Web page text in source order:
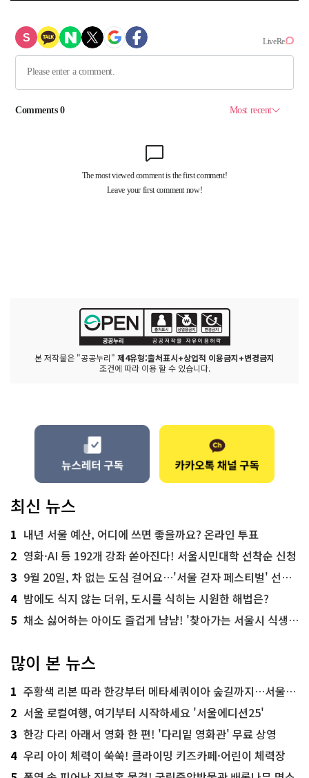
본 저작물은 "공공누리" 제4유형:출처표시+상업적 이용금지+변경금지
조건에 따라 이용 할 수 있습니다.
최신 뉴스
1 내년 서울 예산, 어디에 쓰면 좋을까요? 온라인 투표
2 영화·AI 등 192개 강좌 쏟아진다! 서울시민대학 선착순 신청
3 9월 20일, 차 없는 도심 걸어요…'서울 걷자 페스티벌' 선착순 5천명
4 밤에도 식지 않는 더위, 도시를 식히는 시원한 해법은?
5 채소 싫어하는 아이도 즐겁게 냠냠! '찾아가는 서울시 식생활 교육' 현장
많이 본 뉴스
1 주황색 리본 따라 한강부터 메타세쿼이아 숲길까지…서울둘레길 15코스
2 서울 로컬여행, 여기부터 시작하세요 '서울에디션25'
3 한강 다리 아래서 영화 한 편! '다리밑 영화관' 무료 상영
4 우리 아이 체력이 쑥쑥! 클라이밍 키즈카페·어린이 체력장